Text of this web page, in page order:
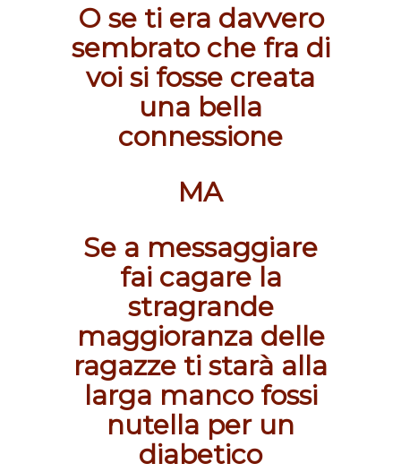
O se ti era davvero
sembrato che fra di
voi si fosse creata
una bella
connessione
MA
Se a messaggiare
fai cagare la
stragrande
maggioranza delle
ragazze ti starà alla
larga manco fossi
nutella per un
diabetico